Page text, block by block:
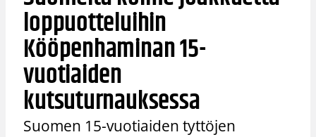
loppuotteluihin
Kööpenhaminan 15-
vuotiaiden
kutsuturnauksessa
Suomen 15-vuotiaiden tyttöjen